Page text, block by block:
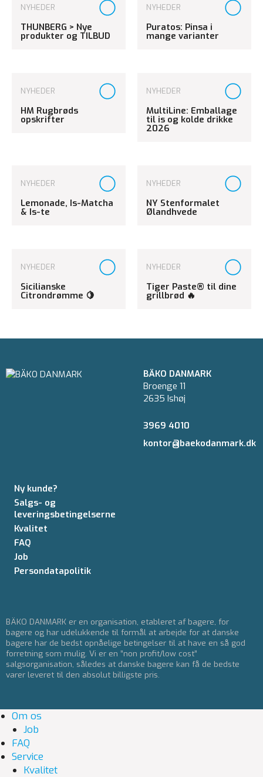
NYHEDER
THUNBERG > Nye
produkter og TILBUD
NYHEDER
Puratos: Pinsa i
mange varianter
NYHEDER
HM Rugbrøds
opskrifter
NYHEDER
MultiLine: Emballage
til is og kolde drikke
2026
NYHEDER
Lemonade, Is-Matcha
& Is-te
NYHEDER
NY Stenformalet
Ølandhvede
NYHEDER
Sicilianske
Citrondrømme 🍋
NYHEDER
Tiger Paste® til dine
grillbrød 🔥
BÄKO DANMARK
Broenge 11
2635 Ishøj
3969 4010
kontor@baekodanmark.dk
Ny kunde?
Salgs- og
leveringsbetingelserne
Kvalitet
FAQ
Job
Persondatapolitik
BÄKO DANMARK er en organisation, etableret af bagere, for
bagere og har udelukkende til formål at arbejde for at danske
bagere har de bedst opnåelige betingelser til at have en så god
forretning som mulig. Vi er en ”non profit/low cost”
salgsorganisation, således at danske bagere kan få de bedste
varer leveret til den absolut billigste pris.
Om os
Job
FAQ
Service
Kvalitet